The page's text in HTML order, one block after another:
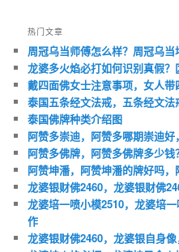
热门文章
周冠乌当师傅怎么样？周冠乌
龙婆多火焰必打如何识别真假？
戴四面佛女士注意事项，女人
泰国五条经文法戒，五条经文
泰国佛牌种类介绍图
阿赞多崇迪，阿赞多哪期崇迪
阿赞多佛牌，阿赞多佛牌多少
阿赞坤潘，阿赞坤潘的牌好吗
龙婆银财佛2460，龙婆银财佛
龙婆培一喷小模2510，龙婆培
作
龙婆银财佛2460，龙婆银自身